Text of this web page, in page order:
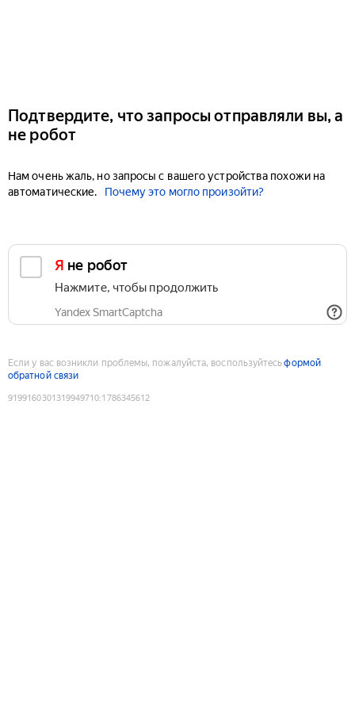
Подтвердите, что запросы отправляли вы, а
не робот
Нам очень жаль, но запросы с вашего устройства похожи на
автоматические.
Почему это могло произойти?
Я не робот
Нажмите, чтобы продолжить
Yandex SmartCaptcha
Если у вас возникли проблемы, пожалуйста, воспользуйтесьформой
обратной связи
9199160301319949710:1786345612